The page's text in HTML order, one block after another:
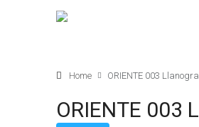
Home ORIENTE 003
ORIENTE 003